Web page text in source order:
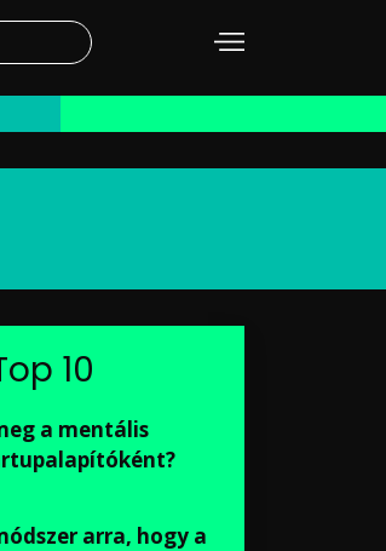
10
a mentális
arra, hogy a